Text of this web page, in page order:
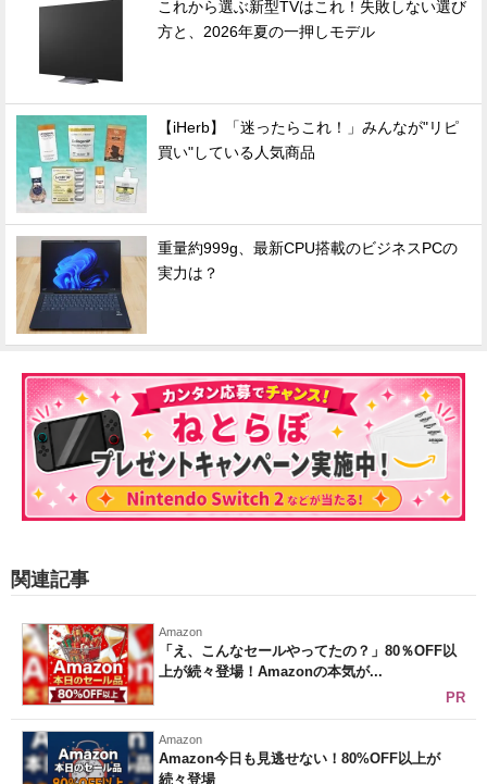
これから選ぶ新型TVはこれ！失敗しない選び
方と、2026年夏の一押しモデル
【iHerb】「迷ったらこれ！」みんなが"リピ
買い"している人気商品
重量約999g、最新CPU搭載のビジネスPCの
実力は？
関連記事
Amazon
「え、こんなセールやってたの？」80％OFF以
上が続々登場！Amazonの本気が...
PR
Amazon
Amazon今日も見逃せない！80%OFF以上が
続々登場